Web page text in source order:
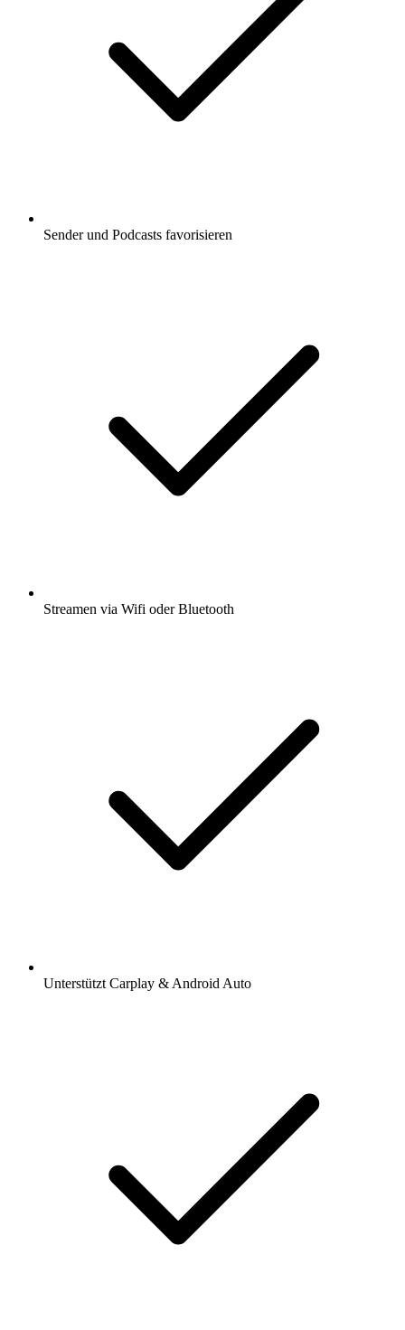
Sender und Podcasts favorisieren
Streamen via Wifi oder Bluetooth
Unterstützt Carplay & Android Auto